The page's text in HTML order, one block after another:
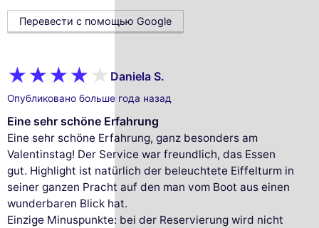
Перевести с помощью Google
Daniela S.
Опубликовано больше года назад
Eine sehr schöne Erfahrung
Eine sehr schöne Erfahrung, ganz besonders am
Valentinstag! Der Service war freundlich, das Essen
gut. Highlight ist natürlich der beleuchtete Eiffelturm in
seiner ganzen Pracht auf den man vom Boot aus einen
wunderbaren Blick hat.
Einzige Minuspunkte: bei der Reservierung wird nicht